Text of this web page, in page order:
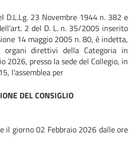
D.L.Lg. 23 Novembre 1944 n. 382 e
2 del D. L. n. 35/2005 inserito
14 maggio 2005 n. 80, è indetta,
direttivi della Categoria in
2026, presso la sede del Collegio, in
l'assemblea per
DEL CONSIGLIO
il giorno 02 Febbraio 2026 dalle ore